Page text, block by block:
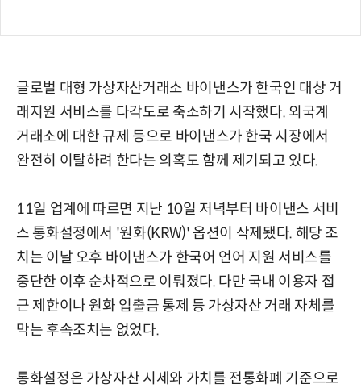
글로벌 대형 가상자산거래소 바이낸스가 한국인 대상 거
래지원 서비스를 다각도로 축소하기 시작했다. 외국계
거래소에 대한 규제 등으로 바이낸스가 한국 시장에서
완전히 이탈하려 한다는 의혹도 함께 제기되고 있다.
11일 업계에 따르면 지난 10일 저녁부터 바이낸스 서비
스 통화설정에서 '원화(KRW)' 옵션이 삭제됐다. 해당 조
치는 이날 오후 바이낸스가 한국어 언어 지원 서비스를
중단한 이후 순차적으로 이뤄졌다. 다만 국내 이용자 접
근 제한이나 원화 입출금 통제 등 가상자산 거래 자체를
막는 후속조치는 없었다.
통화설정은 가상자산 시세와 가치를 전통화폐 기준으로